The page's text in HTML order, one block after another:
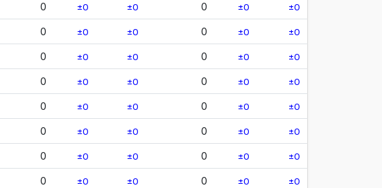
0 ±0 ±0 0 ±0 ±0
0 ±0 ±0 0 ±0 ±0
0 ±0 ±0 0 ±0 ±0
0 ±0 ±0 0 ±0 ±0
0 ±0 ±0 0 ±0 ±0
0 ±0 ±0 0 ±0 ±0
0 ±0 ±0 0 ±0 ±0
0 ±0 ±0 0 ±0 ±0